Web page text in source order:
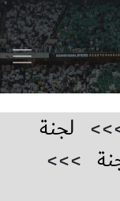
لجنة
>>>